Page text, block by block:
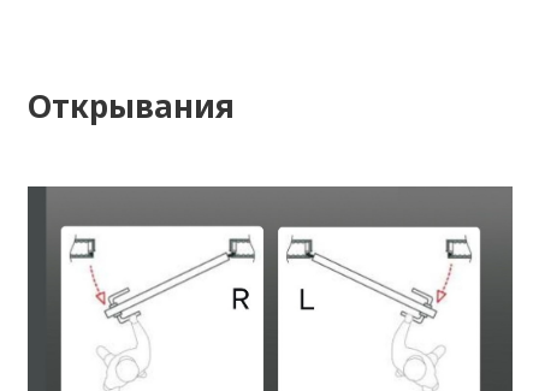
Открывания